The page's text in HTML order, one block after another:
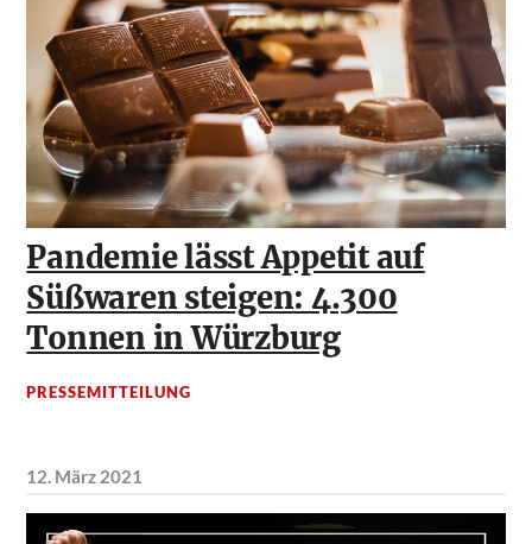
Pandemie lässt Appetit auf
Süßwaren steigen: 4.300
Tonnen in Würzburg
PRESSEMITTEILUNG
12. März 2021